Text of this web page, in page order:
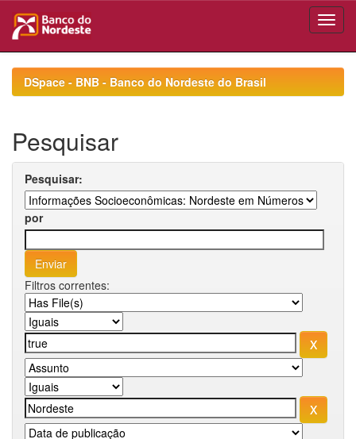
navigationDSpace - BNB - Banco do Nordeste do Brasil
Pesquisar
Pesquisar:
por
Filtros correntes: